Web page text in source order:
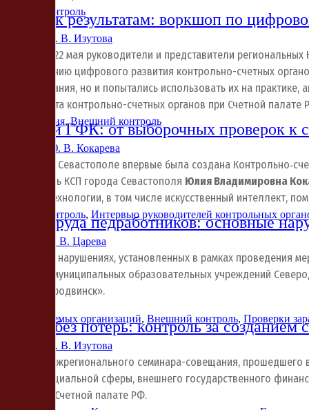
контроль
идей к результатам: воркшоп по
О. В. Изутова
Воронеже 22 мая руководители и представители
планированию цифрового развития контрольно-счетных
знания, но и попытались использовать их на
Совета контрольно-счетных органов при Счетной палате
,Внешний контроль
ГФК: от выборочных проверок к
Ю. В. Кокарева
2015 году в Севастополе впервые была создана
КСП города Севастополя Юлия Владимировна
технологии, в том числе искусственный интеллект,
контроль, Интервью руководителей контрольных
труда педработников: основные
Е. В. Царева
основных нарушениях, установленных в рамках проведения
муниципальных образовательных учреждений
Северодвинск».
проверяемых организаций, Внешний контроль, Проверки
без потерь: контроль за созданием
О. В. Изутова
межрегионального семинара-совещания,
социальной сферы, внешнего государственного
при Счетной палате РФ.